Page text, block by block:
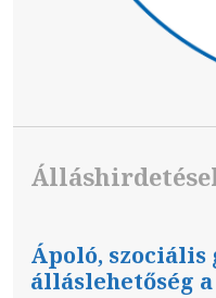
Ápoló, szociális
álláslehetőség